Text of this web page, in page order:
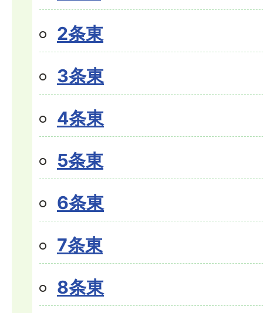
2条東
3条東
4条東
5条東
6条東
7条東
8条東